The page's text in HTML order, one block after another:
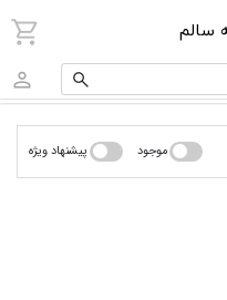
سالم
موجود پیشنهاد ویژه